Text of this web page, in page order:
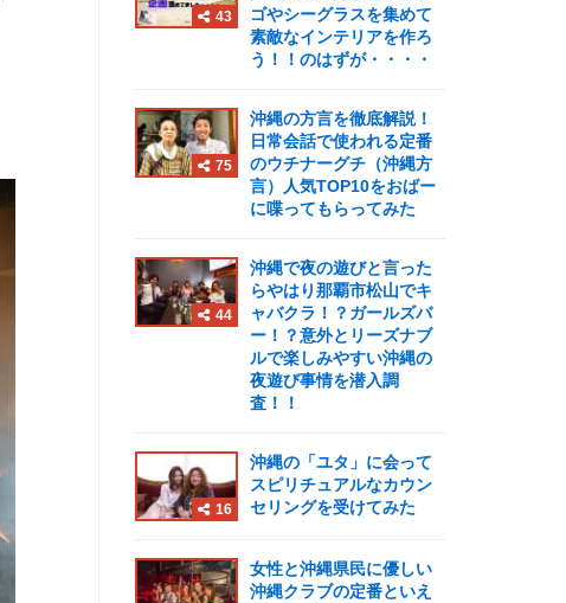
43
ゴやシーグラスを集めて
素敵なインテリアを作ろ
う！！のはずが・・・・
75
沖縄の方言を徹底解説！
日常会話で使われる定番
のウチナーグチ（沖縄方
言）人気TOP10をおばー
に喋ってもらってみた
44
沖縄で夜の遊びと言った
らやはり那覇市松山でキ
ャバクラ！？ガールズバ
ー！？意外とリーズナブ
ルで楽しみやすい沖縄の
夜遊び事情を潜入調
査！！
16
沖縄の「ユタ」に会って
スピリチュアルなカウン
セリングを受けてみた
女性と沖縄県民に優しい
沖縄クラブの定番といえ